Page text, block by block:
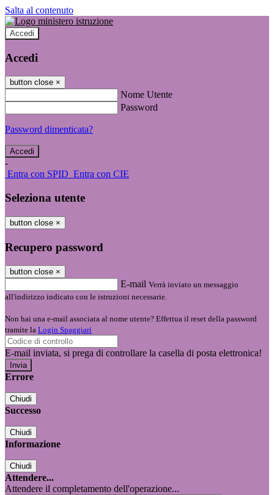
Salta al contenuto
Accedi
Accedi
button close ×
Nome Utente
Password
Password dimenticata?
-
Entra con SPID Entra con CIE
Seleziona utente
button close ×
Recupero password
button close ×
E-mail Verrà inviato un messaggio
all'indirizzo indicato con le istruzioni necessarie.
Non hai una e-mail associata al nome utente? Effettua il reset della password
tramite la Login Spaggiari
E-mail inviata, si prega di controllare la casella di posta elettronica!
Errore
Chiudi
Successo
Chiudi
Informazione
Chiudi
Attendere...
Attendere il completamento dell'operazione...